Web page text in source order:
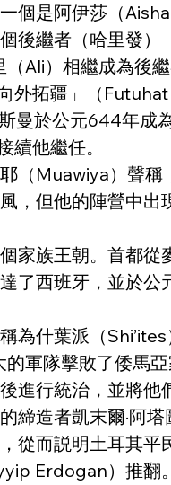
個是阿伊莎（
後繼者（哈里發
Ali）相繼成為後
外拓疆」（
曼於公元644年成
他繼任。
（Muawiya）聲
，但他的陣營中
家族王朝。首都
了西班牙，並於
什葉派（
軍隊擊敗了倭馬
進行統治，並將
締造者凱末爾·阿
從而説明土耳其
Erdogan）推翻。